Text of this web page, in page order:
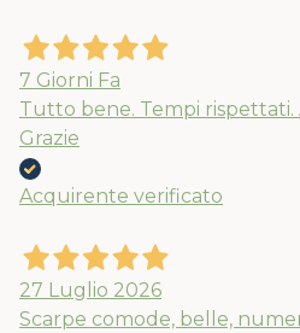
7 Giorni Fa
Tutto bene. Tempi rispettati.
Grazie
Acquirente verificato
27 Luglio 2026
Scarpe comode, belle,